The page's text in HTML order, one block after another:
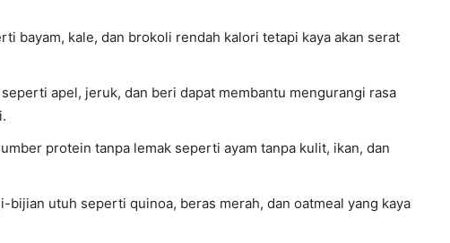
bayam, kale, dan brokoli rendah kalori tetapi kaya akan serat
apel, jeruk, dan beri dapat membantu mengurangi rasa
protein tanpa lemak seperti ayam tanpa kulit, ikan, dan
bijian utuh seperti quinoa, beras merah, dan oatmeal yang kaya